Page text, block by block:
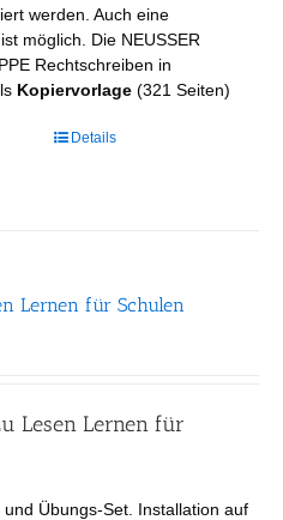
werden. Auch eine
möglich. Die NEUSSER
Rechtschreiben in
Kopiervorlage (321 Seiten)
Details
Lernen für Schulen
Lesen Lernen für
und Übungs-Set. Installation auf